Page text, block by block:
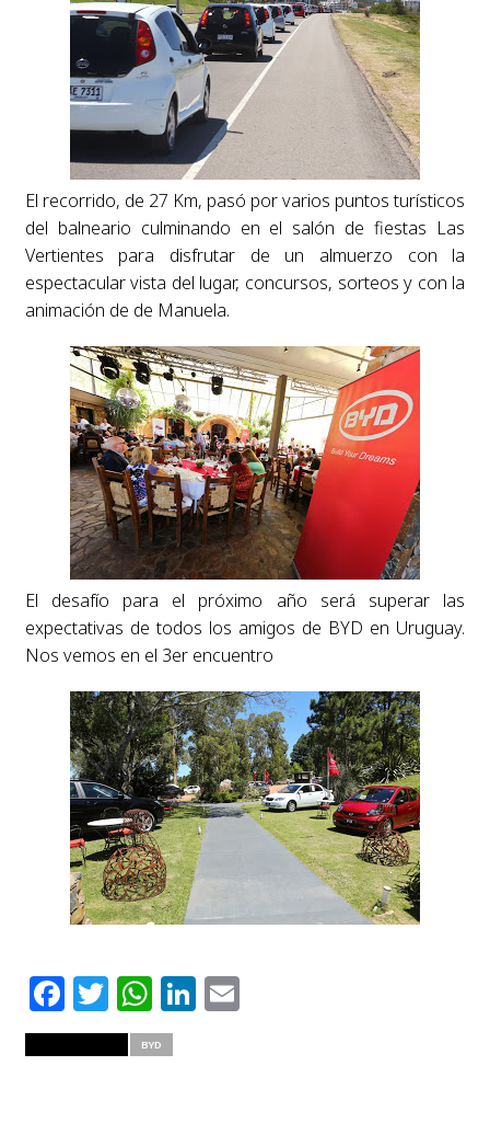
El recorrido, de 27 Km, pasó por varios puntos turísticos
del balneario culminando en el salón de fiestas Las
Vertientes para disfrutar de un almuerzo con la
espectacular vista del lugar, concursos, sorteos y con la
animación de de Manuela.
El desafío para el próximo año será superar las
expectativas de todos los amigos de BYD en Uruguay.
Nos vemos en el 3er encuentro
Facebook
Twitter
WhatsApp
LinkedIn
Email
BYD